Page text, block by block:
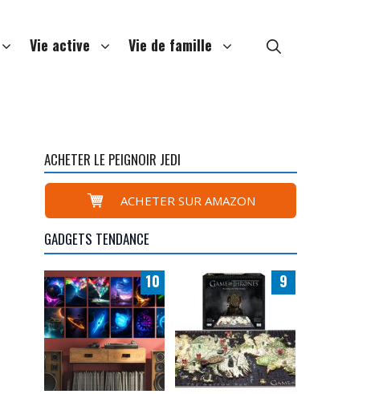
Vie active Vie de famille
ACHETER LE PEIGNOIR JEDI
ACHETER SUR AMAZON
GADGETS TENDANCE
10 9